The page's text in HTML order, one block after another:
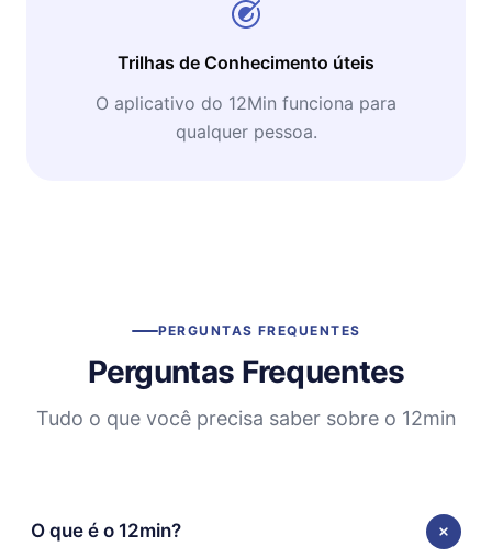
Trilhas de Conhecimento úteis
O aplicativo do 12Min funciona para
qualquer pessoa.
PERGUNTAS FREQUENTES
Perguntas Frequentes
Tudo o que você precisa saber sobre o 12min
O que é o 12min?